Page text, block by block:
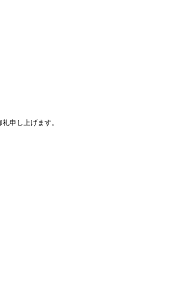
申し上げます。